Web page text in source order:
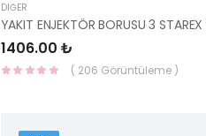
DIĞER
1406.00 ₺
( 206 Görüntüleme )